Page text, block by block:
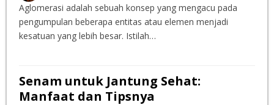
Aglomerasi adalah sebuah konsep yang mengacu pada
pengumpulan beberapa entitas atau elemen menjadi
kesatuan yang lebih besar. Istilah…
Senam untuk Jantung Sehat:
Manfaat dan Tipsnya